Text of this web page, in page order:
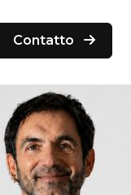
Contatto